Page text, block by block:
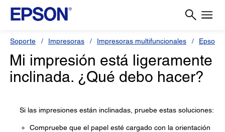
Soporte Impresoras Impresoras multifuncionales Epson L
Mi impresión está ligeramente
inclinada. ¿Qué debo hacer?
Si las impresiones están inclinadas, pruebe estas soluciones:
Compruebe que el papel esté cargado con la orientación